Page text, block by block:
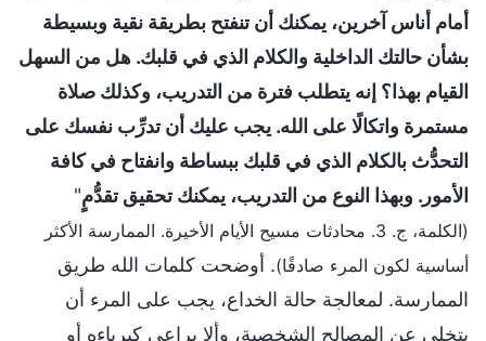
أمام أناس آخرين، يمكنك أن تنفتح بطريقة نقية وبسيطة
بشأن حالتك الداخلية والكلام الذي في قلبك. هل من السهل
القيام بهذا؟ إنه يتطلب فترة من التدريب، وكذلك صلاة
مستمرة واتكالًا على الله. يجب عليك أن تدرِّب نفسك على
التحدُّث بالكلام الذي في قلبك ببساطة وانفتاح في كافة
الأمور. وبهذا النوع من التدريب، يمكنك تحقيق تقدُّمٍ"
(الكلمة، ج. 3. محادثات مسيح الأيام الأخيرة. الممارسة الأكثر
أساسية لكون المرء صادقًا). أوضحت كلمات الله طريق
الممارسة. لمعالجة حالة الخداع، يجب على المرء أن
يتخلى عن المصالح الشخصية، وألا يراعي كبرياءه أو